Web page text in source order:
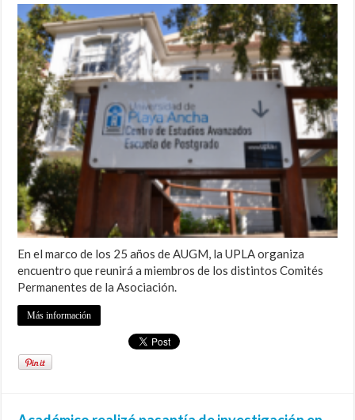
En el marco de los 25 años de AUGM, la UPLA organiza
encuentro que reunirá a miembros de los distintos Comités
Permanentes de la Asociación.
Más información